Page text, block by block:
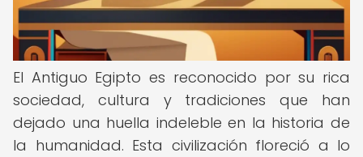
El Antiguo Egipto es reconocido por su rica
sociedad, cultura y tradiciones que han
dejado una huella indeleble en la historia de
la humanidad. Esta civilización floreció a lo